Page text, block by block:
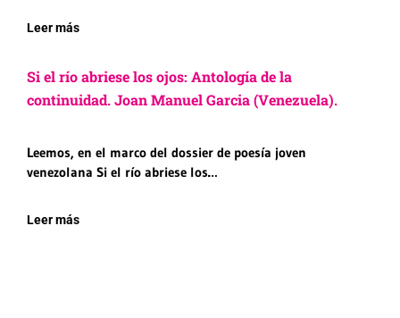
Leer más
Si el río abriese los ojos: Antología de la
continuidad. Joan Manuel Garcia (Venezuela).
Leemos, en el marco del dossier de poesía joven
venezolana Si el río abriese los…
Leer más